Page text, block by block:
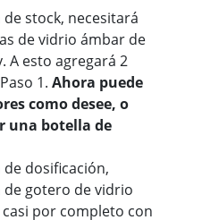
stock, necesitará
de vidrio ámbar de
A esto agregará 2
1. Ahora puede
como desee, o
una botella de
dosificación,
gotero de vidrio
por completo con